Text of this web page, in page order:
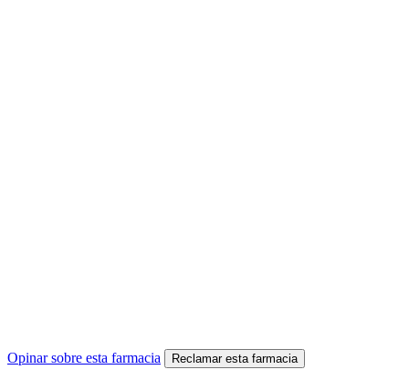
Opinar sobre esta farmacia Reclamar esta farmacia